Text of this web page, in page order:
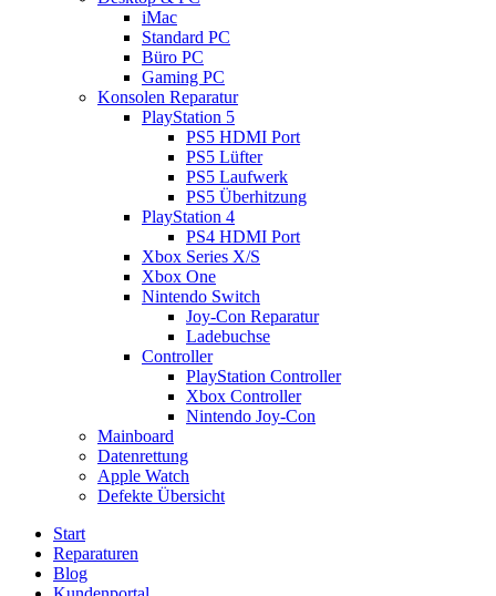
iMac
Standard PC
Büro PC
Gaming PC
Konsolen Reparatur
PlayStation 5
PS5 HDMI Port
PS5 Lüfter
PS5 Laufwerk
PS5 Überhitzung
PlayStation 4
PS4 HDMI Port
Xbox Series X/S
Xbox One
Nintendo Switch
Joy-Con Reparatur
Ladebuchse
Controller
PlayStation Controller
Xbox Controller
Nintendo Joy-Con
Mainboard
Datenrettung
Apple Watch
Defekte Übersicht
Start
Reparaturen
Blog